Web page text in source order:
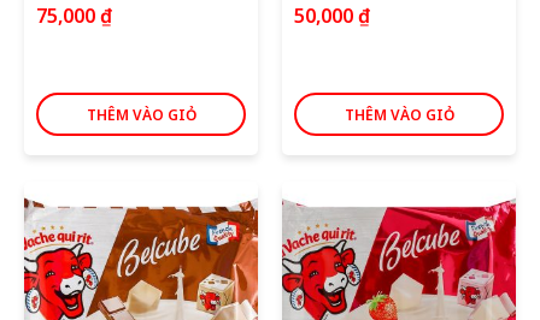
75,000₫
THÊM VÀO GIỎ
50,000₫
THÊM VÀO GIỎ